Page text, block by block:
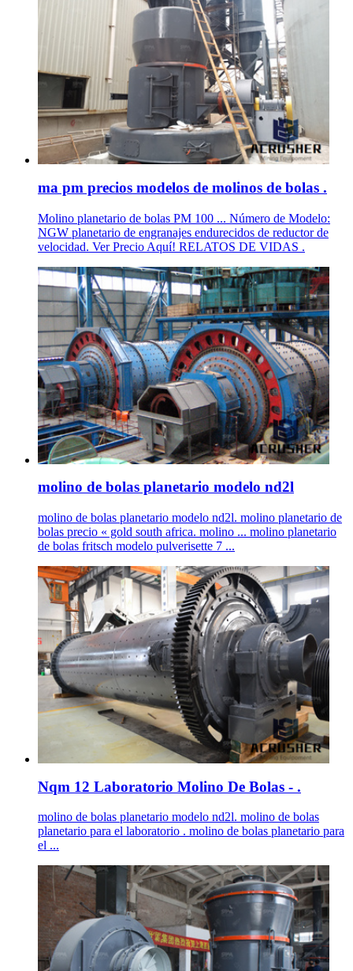
ma pm precios modelos de molinos de bolas .
Molino planetario de bolas PM 100 ... Número de Modelo:
NGW planetario de engranajes endurecidos de reductor de
velocidad. Ver Precio Aquí! RELATOS DE VIDAS .
molino de bolas planetario modelo nd2l
molino de bolas planetario modelo nd2l. molino planetario de
bolas precio « gold south africa. molino ... molino planetario
de bolas fritsch modelo pulverisette 7 ...
Nqm 12 Laboratorio Molino De Bolas - .
molino de bolas planetario modelo nd2l. molino de bolas
planetario para el laboratorio . molino de bolas planetario para
el ...